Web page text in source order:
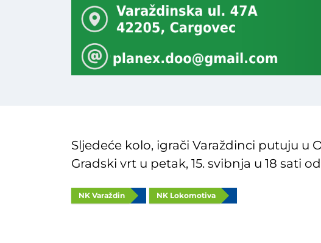
Sljedeće kolo, igrači Varaždinci putuju u
Gradski vrt u petak, 15. svibnja u 18 sati
NK Varaždin NK Lokomotiva